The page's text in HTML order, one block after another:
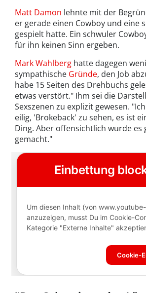
Matt Damon lehnte mit der
er gerade einen Cowboy und eine
gespielt hatte. Ein schwuler
für ihn keinen Sinn ergeben.
Mark Wahlberg hatte dagegen
sympathische Gründe, den Job
habe 15 Seiten des Drehbuchs
etwas verstört." Ihm sei die
Sexszenen zu explizit gewesen.
eilig, 'Brokeback' zu sehen, es ist
Ding. Aber offensichtlich wurde es
gemacht."